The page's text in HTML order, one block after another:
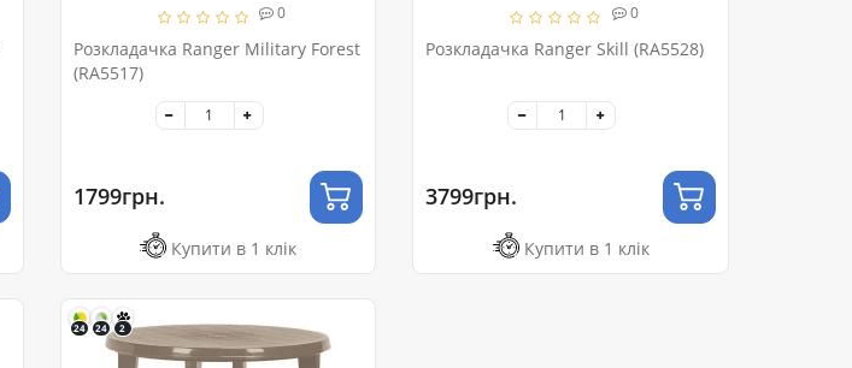
0
Розкладачка Ranger Military Forest
(RA5517)
1799грн.
Купити в 1 клік
0
Розкладачка Ranger Skill (RA5528)
3799грн.
Купити в 1 клік
24 24 2